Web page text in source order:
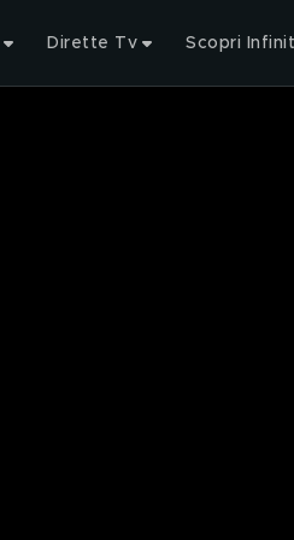
Dirette Tv Scopri